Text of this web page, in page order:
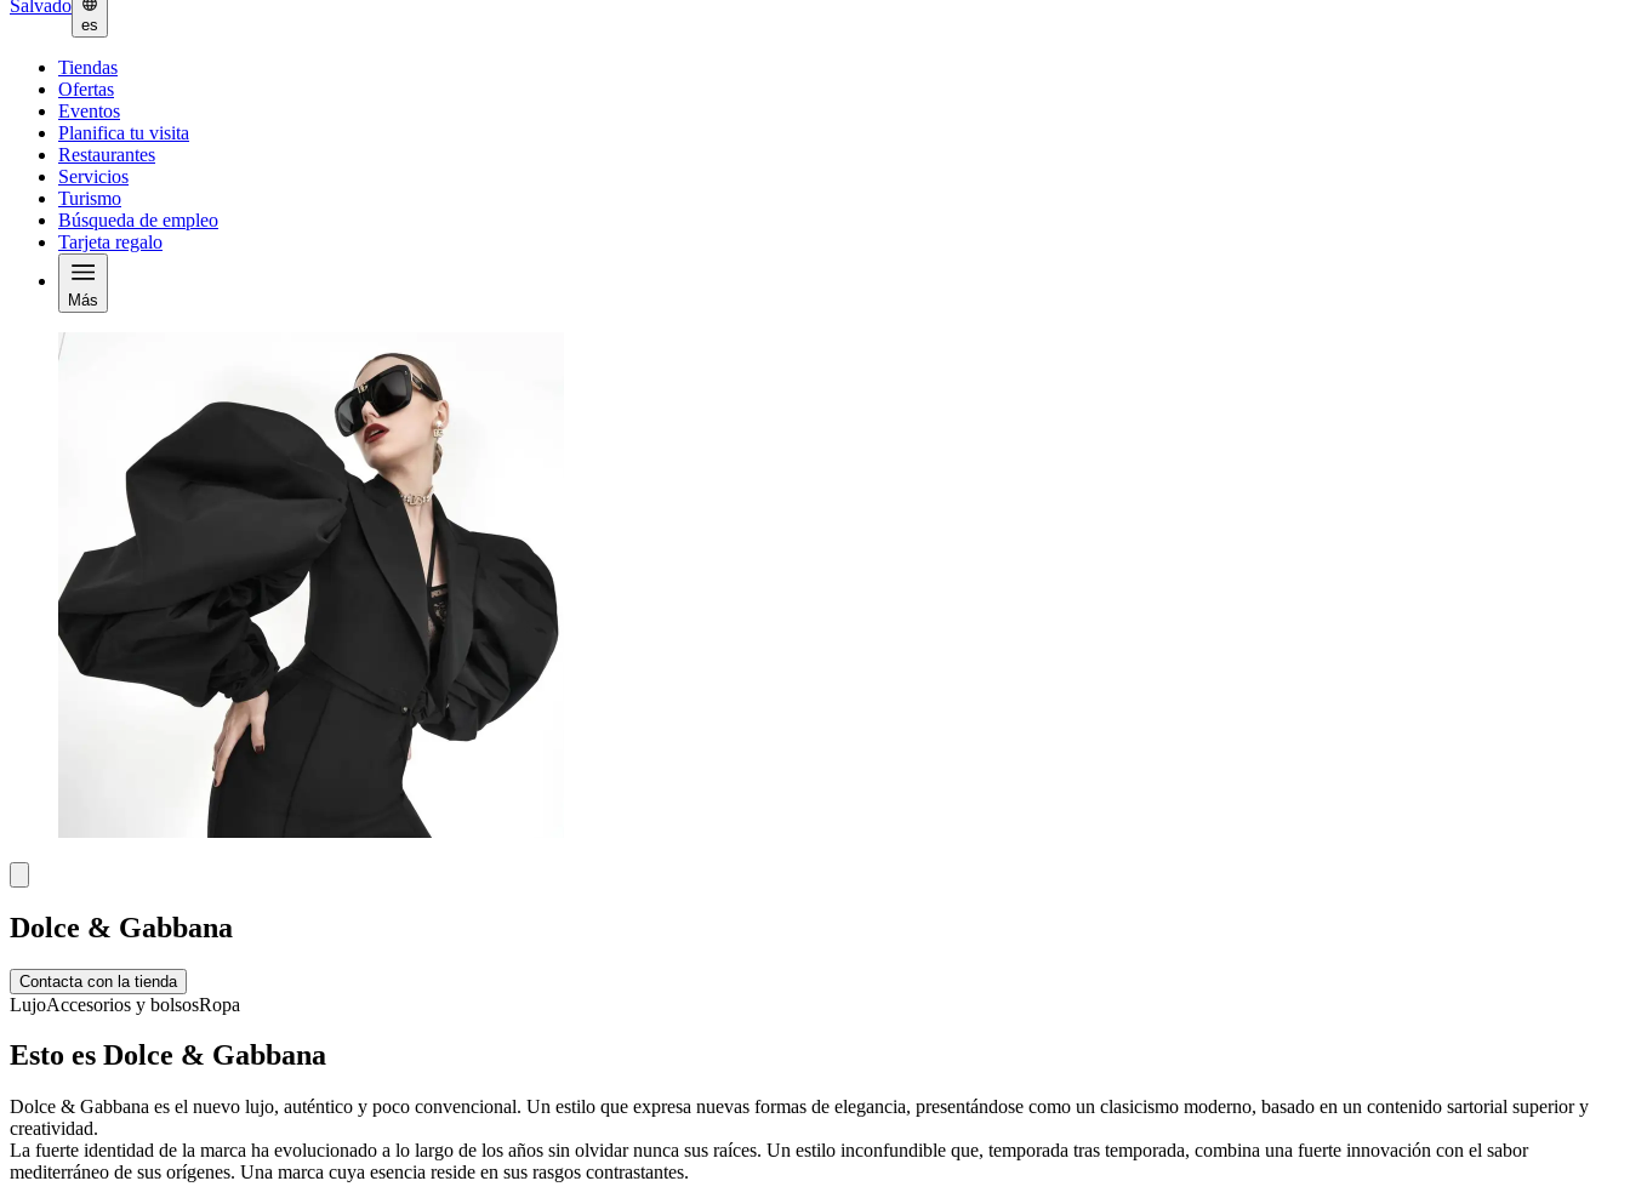
Salvado
es
Tiendas
Ofertas
Eventos
Planifica tu visita
Restaurantes
Servicios
Turismo
Búsqueda de empleo
Tarjeta regalo
Más
Dolce & Gabbana
Contacta con la tienda
LujoAccesorios y bolsosRopa
Esto es Dolce & Gabbana
Dolce & Gabbana es el nuevo lujo, auténtico y poco convencional. Un estilo que expresa nuevas formas de elegancia, presentándose como un clasicismo moderno, basado en un contenido sartorial superior y
creatividad.
La fuerte identidad de la marca ha evolucionado a lo largo de los años sin olvidar nunca sus raíces. Un estilo inconfundible que, temporada tras temporada, combina una fuerte innovación con el sabor
mediterráneo de sus orígenes. Una marca cuya esencia reside en sus rasgos contrastantes.